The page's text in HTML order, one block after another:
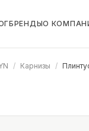
БРЕНДЫО
/ Карнизы /